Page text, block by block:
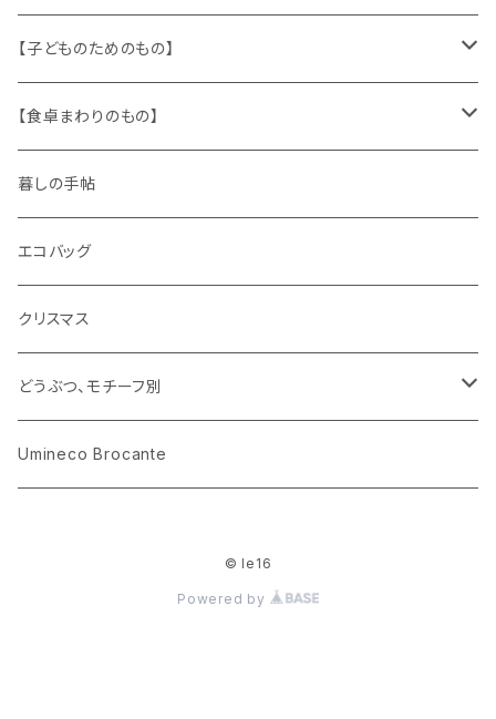
キャラクター
ピノキオ
文房具
木製品
ミニチュア、ドールハウス
パズル、ゲーム
古本、古雑誌、古えほん
古レコード
古せっけん
ラッピングペーパー、壁紙
ガラス
プラスチック
紙
トリム
ワッペン
キッチンクロス、ナプキン
ニット
布地
【子どものためのもの】
身に着けるもの
【食卓まわりのもの】
ガラス
花びん
小物入れ
陶磁器
カップアンドソーサー
プレート
木製品
ホーロー
メタル
暮しの手帖
エコバッグ
クリスマス
どうぶつ、モチーフ別
くま、ベア
Umineco Brocante
© le16
Powered by